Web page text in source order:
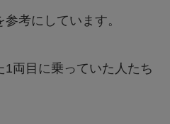
考にしています。
1両目に乗っていた人たち